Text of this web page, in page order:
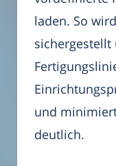
laden. So
sichergestellt
und
deutlich.